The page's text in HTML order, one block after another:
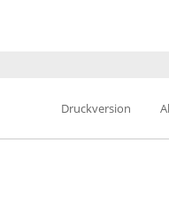
Druckversion